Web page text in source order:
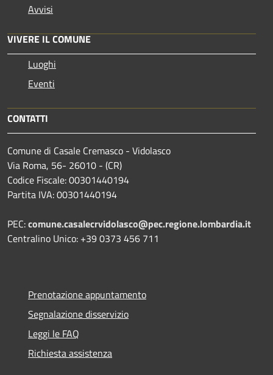
Avvisi
VIVERE IL COMUNE
Luoghi
Eventi
CONTATTI
Comune di Casale Cremasco - Vidolasco
Via Roma, 56- 26010 - (CR)
Codice Fiscale: 00301440194
Partita IVA: 00301440194
PEC:comune.casalecrvidolasco@pec.regione.lombardia.it
Centralino Unico: +39 0373 456 711
Prenotazione appuntamento
Segnalazione disservizio
Leggi le FAQ
Richiesta assistenza